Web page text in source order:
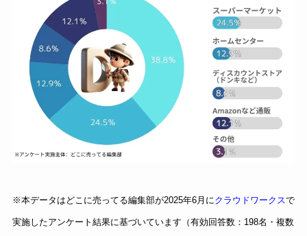
※本データはどこに売ってる編集部が2025年6月にクラウドワークスで
実施したアンケート結果に基づいています（有効回答数：198名・複数